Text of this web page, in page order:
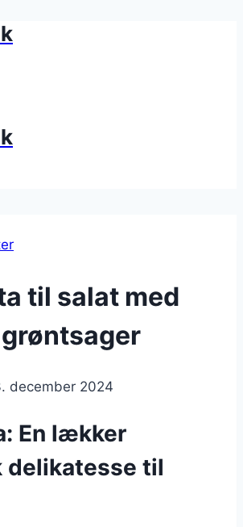
til salat med
december 2024
En lækker
delikatesse til